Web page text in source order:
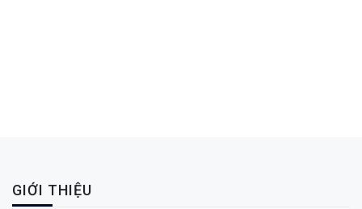
GIỚI THIỆU